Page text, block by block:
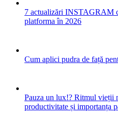
7 actualizări INSTAGRAM
platforma în 2026
Cum aplici pudra de față
Pauza un lux!? Ritmul vieții
productivitate și importanța